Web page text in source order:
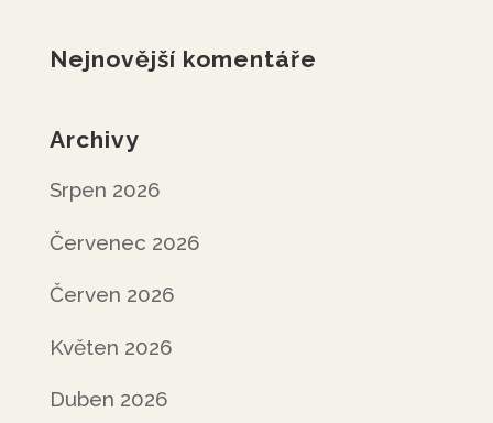
Nejnovější komentáře
Archivy
Srpen 2026
Červenec 2026
Červen 2026
Květen 2026
Duben 2026